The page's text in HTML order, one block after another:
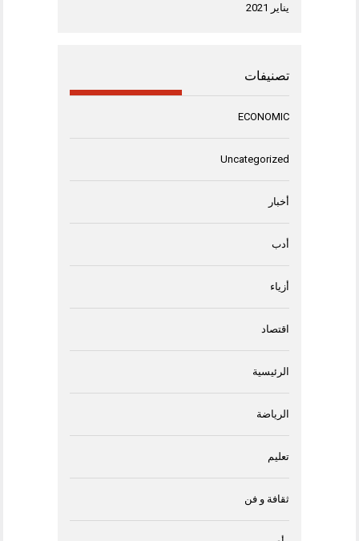
يناير 2021
تصنيفات
ECONOMIC
Uncategorized
أخبار
أدب
أزياء
اقتصاد
الرئيسية
الرياضة
تعليم
ثقافة و فن